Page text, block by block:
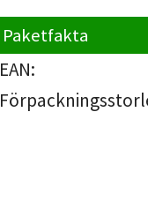
Paketfakta
EAN: